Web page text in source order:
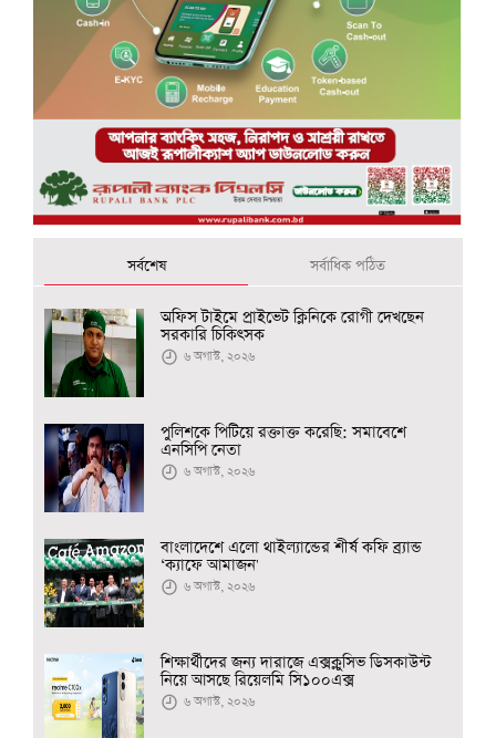
সর্বশেষ সর্বাধিক পঠিত
অফিস টাইমে প্রাইভেট ক্লিনিকে রোগী দেখছেন
সরকারি চিকিৎসক
৬ অগাস্ট, ২০২৬
পুলিশকে পিটিয়ে রক্তাক্ত করেছি: সমাবেশে
এনসিপি নেতা
৬ অগাস্ট, ২০২৬
বাংলাদেশে এলো থাইল্যান্ডের শীর্ষ কফি ব্র্যান্ড
‘ক্যাফে আমাজন'
৬ অগাস্ট, ২০২৬
শিক্ষার্থীদের জন্য দারাজে এক্সক্লুসিভ ডিসকাউন্ট
নিয়ে আসছে রিয়েলমি সি১০০এক্স
৬ অগাস্ট, ২০২৬